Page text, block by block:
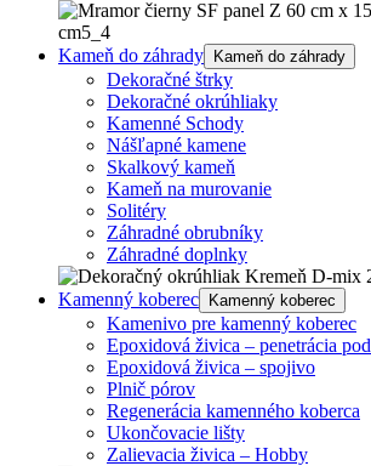
Kameň do záhrady Kameň do záhrady
Dekoračné štrky
Dekoračné okrúhliaky
Kamenné Schody
Nášľapné kamene
Skalkový kameň
Kameň na murovanie
Solitéry
Záhradné obrubníky
Záhradné doplnky
Kamenný koberec Kamenný koberec
Kamenivo pre kamenný koberec
Epoxidová živica – penetrácia
Epoxidová živica – spojivo
Plnič pórov
Regenerácia kamenného koberca
Ukončovacie lišty
Zalievacia živica – Hobby